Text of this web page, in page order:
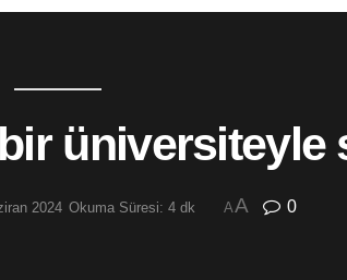
üniversiteyle
2024 Okuma Süresi: 4 dk AA 0